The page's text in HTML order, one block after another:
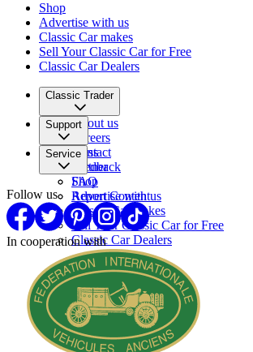
Shop
Advertise with us
Classic Car makes
Sell Your Classic Car for Free
Classic Car Dealers
Classic Trader
About us
Careers
Press
Partner
Support
Contact
Feedback
FAQ
Report Content
Service
Shop
Advertise with us
Classic Car makes
Sell Your Classic Car for Free
Classic Car Dealers
Follow us
In cooperation with